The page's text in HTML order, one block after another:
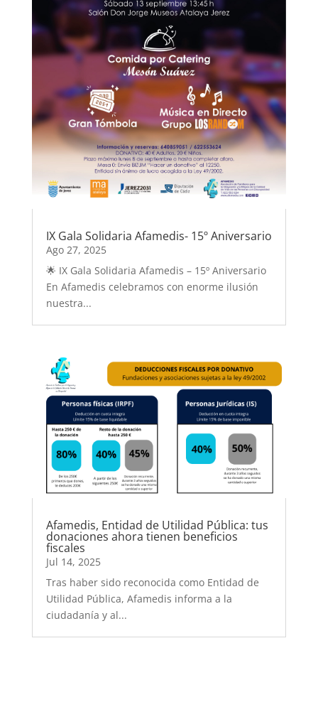
IX Gala Solidaria Afamedis- 15º Aniversario
Ago 27, 2025
🌟 IX Gala Solidaria Afamedis – 15º Aniversario
En Afamedis celebramos con enorme ilusión
nuestra...
Afamedis, Entidad de Utilidad Pública: tus
donaciones ahora tienen beneficios
fiscales
Jul 14, 2025
Tras haber sido reconocida como Entidad de
Utilidad Pública, Afamedis informa a la
ciudadanía y al...